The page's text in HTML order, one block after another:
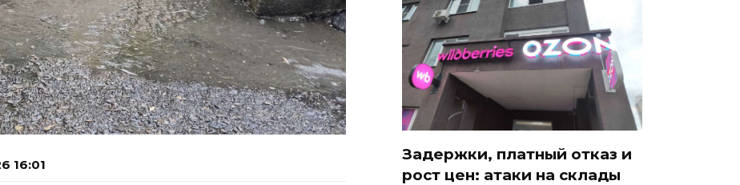
16:01
Задержки, платный отказ и
рост цен: атаки на склады